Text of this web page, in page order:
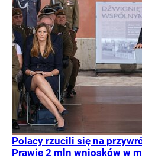
Polacy rzucili się na
Prawie 2 mln wniosków w